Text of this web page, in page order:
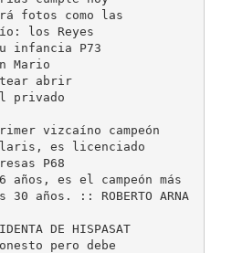
fotos como las
los Reyes
infancia P73
Mario
abrir
privado
vizcaíno campeón
es licenciado
P68
es el campeón más
años. :: ROBERTO ARNA
DE HISPASAT
pero debe